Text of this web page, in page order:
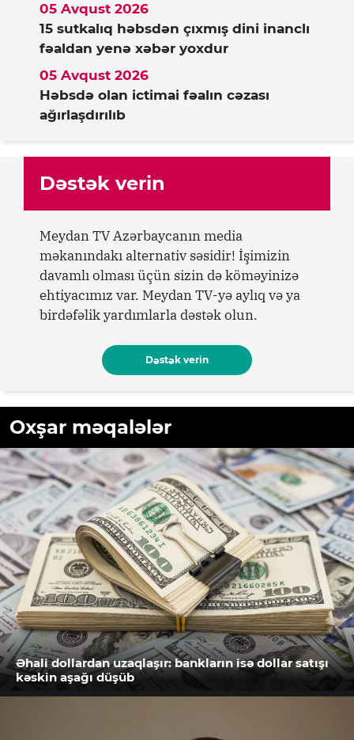
15 sutkalıq həbsdən çıxmış dini inanclı
fəaldan yenə xəbər yoxdur
05 Avqust 2026
Həbsdə olan ictimai fəalın cəzası
ağırlaşdırılıb
05 Avqust 2026
Dəstək verin
Meydan TV Azərbaycanın media
məkanındakı alternativ səsidir! İşimizin
davamlı olması üçün sizin də köməyinizə
ehtiyacımız var. Meydan TV-yə aylıq və ya
birdəfəlik yardımlarla dəstək olun.
Dəstək verin
Oxşar məqalələr
Əhali dollardan uzaqlaşır: bankların isə dollar satışı
kəskin aşağı düşüb